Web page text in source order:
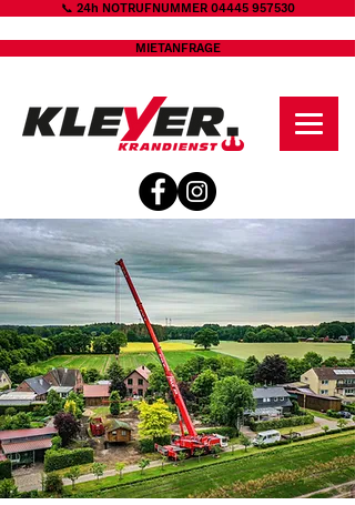
📞 24h NOTRUFNUMMER 04445 957530
MIETANFRAGE